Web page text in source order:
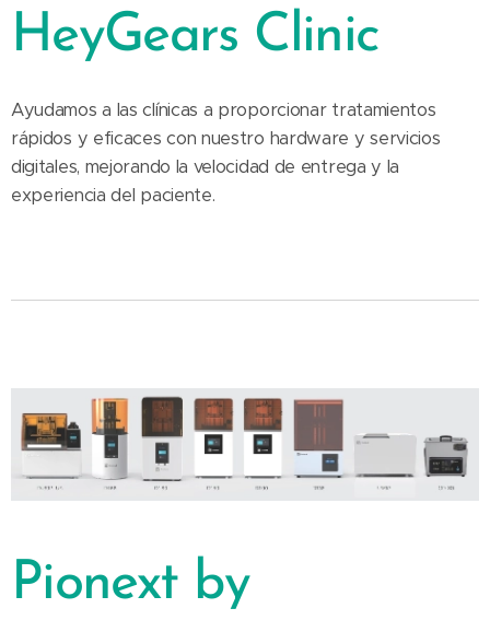
HeyGears Clinic
Ayudamos a las clínicas a proporcionar tratamientos
rápidos y eficaces con nuestro hardware y servicios
digitales, mejorando la velocidad de entrega y la
experiencia del paciente.
Pionext by